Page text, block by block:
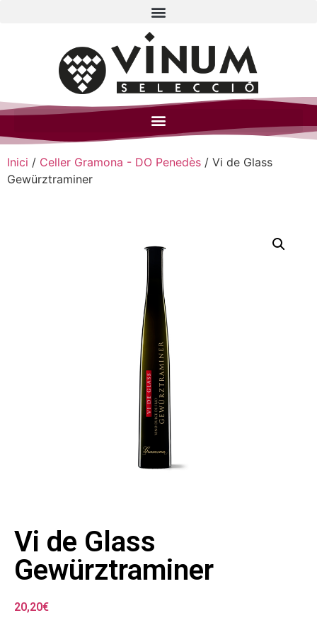
Inici / Celler Gramona - DO Penedès / Vi de Glass
Gewürztraminer
Vi de Glass
Gewürztraminer
20,20€